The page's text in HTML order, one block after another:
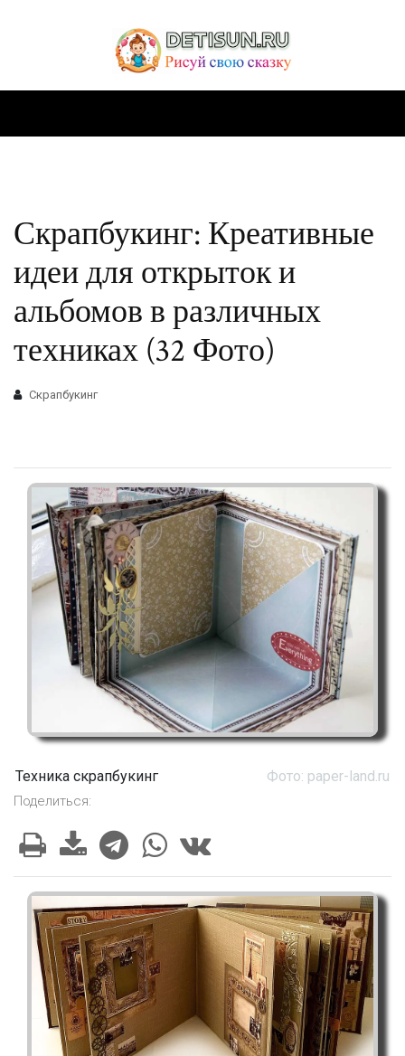
Скрапбукинг: Креативные
идеи для открыток и
альбомов в различных
техниках (32 Фото)
Скрапбукинг
Техника скрапбукинг Фото: paper-land.ru
Поделиться: